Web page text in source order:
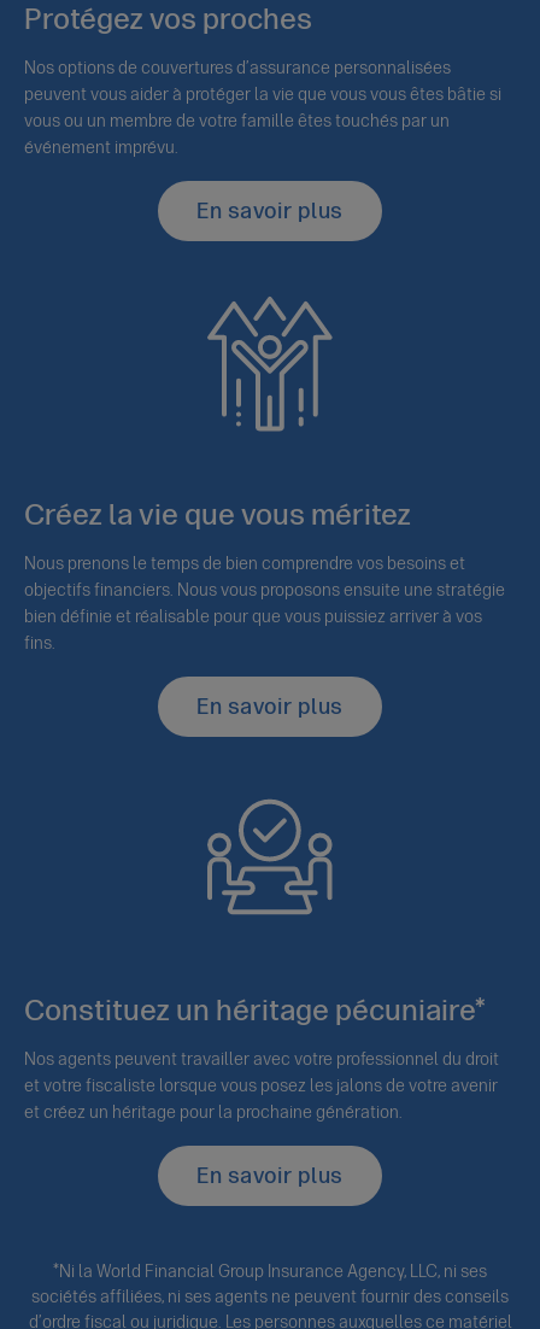
Protégez vos proches
Nos options de couvertures d’assurance personnalisées
peuvent vous aider à protéger la vie que vous vous êtes bâtie si
vous ou un membre de votre famille êtes touchés par un
événement imprévu.
En savoir plus
Créez la vie que vous méritez
Nous prenons le temps de bien comprendre vos besoins et
objectifs financiers. Nous vous proposons ensuite une stratégie
bien définie et réalisable pour que vous puissiez arriver à vos
fins.
En savoir plus
Constituez un héritage pécuniaire*
Nos agents peuvent travailler avec votre professionnel du droit
et votre fiscaliste lorsque vous posez les jalons de votre avenir
et créez un héritage pour la prochaine génération.
En savoir plus
*Ni la World Financial Group Insurance Agency, LLC, ni ses
sociétés affiliées, ni ses agents ne peuvent fournir des conseils
d’ordre fiscal ou juridique. Les personnes auxquelles ce matériel